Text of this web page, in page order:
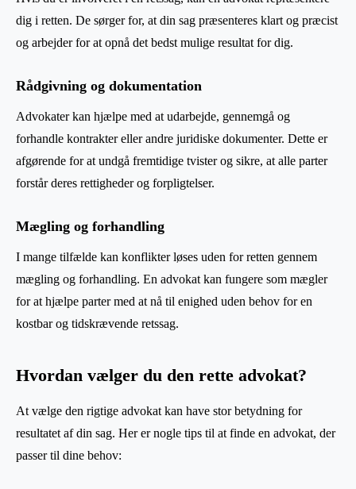
dig i retten. De sørger for, at din sag præsenteres klart og præcist
og arbejder for at opnå det bedst mulige resultat for dig.
Rådgivning og dokumentation
Advokater kan hjælpe med at udarbejde, gennemgå og
forhandle kontrakter eller andre juridiske dokumenter. Dette er
afgørende for at undgå fremtidige tvister og sikre, at alle parter
forstår deres rettigheder og forpligtelser.
Mægling og forhandling
I mange tilfælde kan konflikter løses uden for retten gennem
mægling og forhandling. En advokat kan fungere som mægler
for at hjælpe parter med at nå til enighed uden behov for en
kostbar og tidskrævende retssag.
Hvordan vælger du den rette advokat?
At vælge den rigtige advokat kan have stor betydning for
resultatet af din sag. Her er nogle tips til at finde en advokat, der
passer til dine behov: